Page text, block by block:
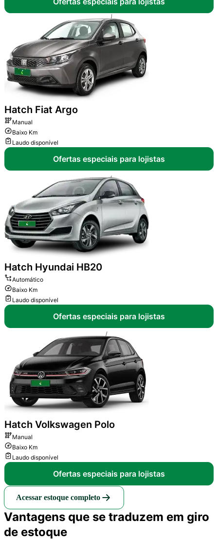
Hatch Fiat Argo
Manual
Baixo Km
Laudo disponível
Ofertas especiais para lojistas
Hatch Hyundai HB20
Automático
Baixo Km
Laudo disponível
Ofertas especiais para lojistas
Hatch Volkswagen Polo
Manual
Baixo Km
Laudo disponível
Ofertas especiais para lojistas
Acessar estoque completo
Vantagens que se traduzem em giro
de estoque